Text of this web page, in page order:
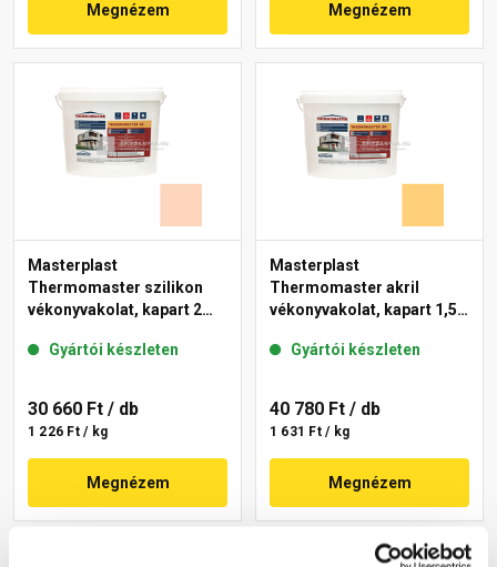
Megnézem Megnézem
Masterplast
Thermomaster szilikon
vékonyvakolat, kapart 2
Gyártói készleten
30 660 Ft / db
1 226 Ft / kg
Megnézem
Masterplast
Thermomaster akril
vékonyvakolat, kapart 1,5
Gyártói készleten
40 780 Ft / db
1 631 Ft / kg
Megnézem